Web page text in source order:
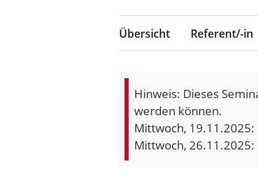
Übersicht Referent/-in
Hinweis: Dieses
werden können.
Mittwoch, 19.11.2025:
Mittwoch, 26.11.2025: